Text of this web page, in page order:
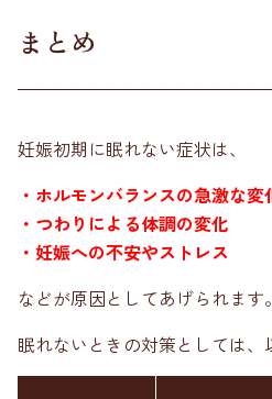
まとめ
妊娠初期に眠れない症状は、
・ホルモンバランスの急激な変
・つわりによる体調の変化
・妊娠への不安やストレス
などが原因としてあげられます。
眠れないときの対策としては、